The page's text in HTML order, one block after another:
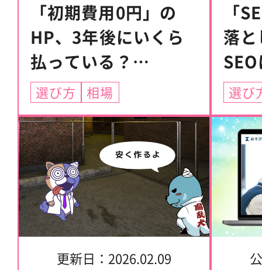
「初期費用0円」の
HP、3年後にいくら
払っている？
サブスク vs 一括制作
の本当のコスト
選び方 相場
「
落
の
選び
更新日： 2026.02.09